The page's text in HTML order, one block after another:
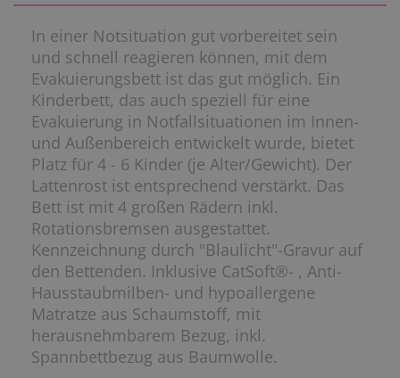
In einer Notsituation gut vorbereitet sein
und schnell reagieren können, mit dem
Evakuierungsbett ist das gut möglich. Ein
Kinderbett, das auch speziell für eine
Evakuierung in Notfallsituationen im Innen-
und Außenbereich entwickelt wurde, bietet
Platz für 4 - 6 Kinder (je Alter/Gewicht). Der
Lattenrost ist entsprechend verstärkt. Das
Bett ist mit 4 großen Rädern inkl.
Rotationsbremsen ausgestattet.
Kennzeichnung durch "Blaulicht"-Gravur auf
den Bettenden. Inklusive CatSoft®- , Anti-
Hausstaubmilben- und hypoallergene
Matratze aus Schaumstoff, mit
herausnehmbarem Bezug, inkl.
Spannbettbezug aus Baumwolle.